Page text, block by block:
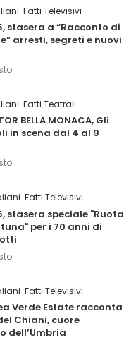
Fatti Televisivi
stasera a “Racconto di
arresti, segreti e nuovi
Fatti Teatrali
BELLA MONACA, Gli
in scena dal 4 al 9
Fatti Televisivi
stasera speciale "Ruota
per i 70 anni di
Fatti Televisivi
Verde Estate racconta
Chiani, cuore
dell’Umbria